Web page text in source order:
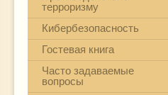
терроризму
Кибербезопасность
Гостевая книга
Часто задаваемые
вопросы